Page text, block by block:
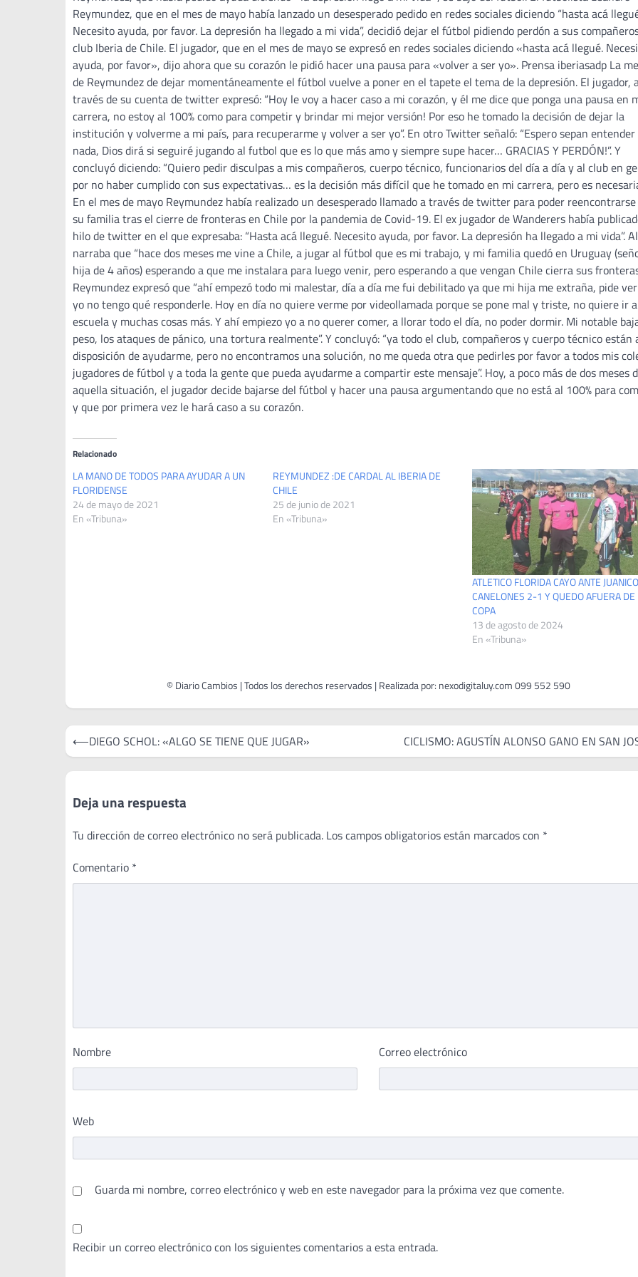
Reymundez, que en el mes de mayo había lanzado un desesperado pedido en redes sociales diciendo “hasta acá
Necesito ayuda, por favor. La depresión ha llegado a mi vida”, decidió dejar el fútbol pidiendo perdón a sus
club Iberia de Chile. El jugador, que en el mes de mayo se expresó en redes sociales diciendo «hasta acá llegué.
ayuda, por favor», dijo ahora que su corazón le pidió hacer una pausa para «volver a ser yo». Prensa iberiasadp La
de Reymundez de dejar momentáneamente el fútbol vuelve a poner en el tapete el tema de la depresión. El jugador,
través de su cuenta de twitter expresó: “Hoy le voy a hacer caso a mi corazón, y él me dice que ponga una pausa en
carrera, no estoy al 100% como para competir y brindar mi mejor versión! Por eso he tomado la decisión de dejar la
institución y volverme a mi país, para recuperarme y volver a ser yo”. En otro Twitter señaló: “Espero sepan
nada, Dios dirá si seguiré jugando al futbol que es lo que más amo y siempre supe hacer… GRACIAS Y PERDÓN!”. Y
concluyó diciendo: “Quiero pedir disculpas a mis compañeros, cuerpo técnico, funcionarios del día a día y al club en
por no haber cumplido con sus expectativas… es la decisión más difícil que he tomado en mi carrera, pero es
En el mes de mayo Reymundez había realizado un desesperado llamado a través de twitter para poder
su familia tras el cierre de fronteras en Chile por la pandemia de Covid-19. El ex jugador de Wanderers había
hilo de twitter en el que expresaba: “Hasta acá llegué. Necesito ayuda, por favor. La depresión ha llegado a mi vida”.
narraba que “hace dos meses me vine a Chile, a jugar al fútbol que es mi trabajo, y mi familia quedó en Uruguay
hija de 4 años) esperando a que me instalara para luego venir, pero esperando a que vengan Chile cierra sus
Reymundez expresó que “ahí empezó todo mi malestar, día a día me fui debilitado ya que mi hija me extraña, pide
yo no tengo qué responderle. Hoy en día no quiere verme por videollamada porque se pone mal y triste, no quiere ir
escuela y muchas cosas más. Y ahí empiezo yo a no querer comer, a llorar todo el día, no poder dormir. Mi notable
peso, los ataques de pánico, una tortura realmente”. Y concluyó: “ya todo el club, compañeros y cuerpo técnico están
disposición de ayudarme, pero no encontramos una solución, no me queda otra que pedirles por favor a todos mis
jugadores de fútbol y a toda la gente que pueda ayudarme a compartir este mensaje”. Hoy, a poco más de dos meses
aquella situación, el jugador decide bajarse del fútbol y hacer una pausa argumentando que no está al 100% para
y que por primera vez le hará caso a su corazón.
Relacionado
LA MANO DE TODOS PARA AYUDAR A UN
FLORIDENSE
24 de mayo de 2021
En «Tribuna»
REYMUNDEZ :DE CARDAL AL IBERIA DE
CHILE
25 de junio de 2021
En «Tribuna»
ATLETICO FLORIDA CAYO ANTE
CANELONES 2-1 Y QUEDO AFUERA DE
COPA
13 de agosto de 2024
En «Tribuna»
Navegación
de
entradas
⟵DIEGO SCHOL: «ALGO SE TIENE QUE JUGAR» CICLISMO: AGUSTÍN ALONSO GANO EN SAN
Deja una respuesta
Tu dirección de correo electrónico no será publicada. Los campos obligatorios están marcados con *
Comentario *
Nombre Correo electrónico
Web
Guarda mi nombre, correo electrónico y web en este navegador para la próxima vez que comente.
Recibir un correo electrónico con los siguientes comentarios a esta entrada.